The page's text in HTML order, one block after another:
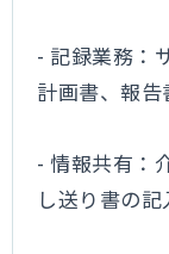
- 記録業務：
計画書、報告
- 情報共有：
し送り書の記